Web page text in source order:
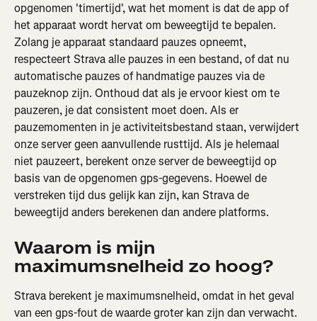
opgenomen 'timertijd', wat het moment is dat de app of
het apparaat wordt hervat om beweegtijd te bepalen.
Zolang je apparaat standaard pauzes opneemt,
respecteert Strava alle pauzes in een bestand, of dat nu
automatische pauzes of handmatige pauzes via de
pauzeknop zijn. Onthoud dat als je ervoor kiest om te
pauzeren, je dat consistent moet doen. Als er
pauzemomenten in je activiteitsbestand staan, verwijdert
onze server geen aanvullende rusttijd. Als je helemaal
niet pauzeert, berekent onze server de beweegtijd op
basis van de opgenomen gps-gegevens. Hoewel de
verstreken tijd dus gelijk kan zijn, kan Strava de
beweegtijd anders berekenen dan andere platforms.
Waarom is mijn
maximumsnelheid zo hoog?
Strava berekent je maximumsnelheid, omdat in het geval
van een gps-fout de waarde groter kan zijn dan verwacht.